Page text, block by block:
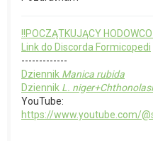
!!POCZĄTKUJĄCY
Link do Discorda Formicopedi
-------------
Dziennik Manica rubida
Dziennik L.
YouTube:
https://www.youtube.com/